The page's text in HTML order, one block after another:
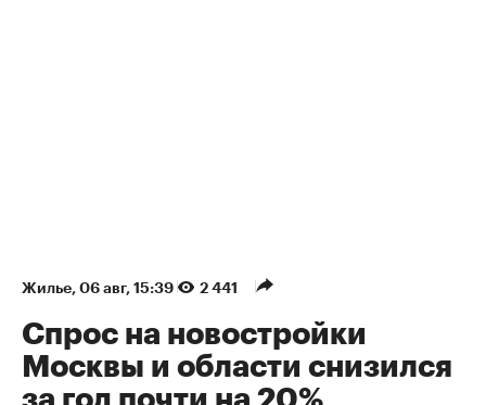
Жилье 06 авг, 15:39 2 441
Спрос на новостройки
Москвы и области снизился